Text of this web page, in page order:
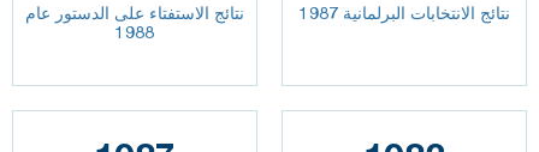
نتائج الاستفتاء على الدستور عام
1988
نتائج الانتخابات البرلمانية 1987